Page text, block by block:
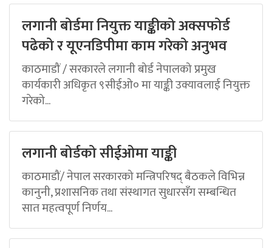
लगानी बोर्डमा नियुक्त याङ्कीको अक्सफोर्ड
पढेको र यूएनडिपीमा काम गरेको अनुभव
काठमाडौं / सरकारले लगानी बोर्ड नेपालको प्रमुख
कार्यकारी अधिकृत ९सीईओ० मा याङ्की उक्यावलाई नियुक्त
गरेको...
लगानी बोर्डको सीईओमा याङ्की
काठमाडौं/ नेपाल सरकारको मन्त्रिपरिषद् बैठकले विभिन्न
कानुनी, प्रशासनिक तथा संस्थागत सुधारसँग सम्बन्धित
सात महत्वपूर्ण निर्णय...